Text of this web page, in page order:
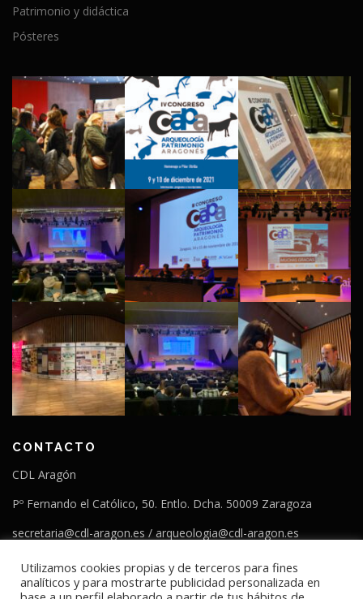
Patrimonio y didáctica
Pósteres
CONTACTO
CDL Aragón
Pº Fernando el Católico, 50. Entlo. Dcha. 50009 Zaragoza
secretaria@cdl-aragon.es / arqueologia@cdl-aragon.es
T. 976554266
Utilizamos cookies propias y de terceros para fines
analíticos y para mostrarte publicidad personalizada en